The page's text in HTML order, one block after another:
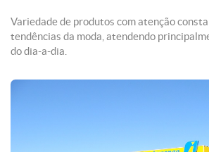
Variedade de produtos com atenção
tendências da moda, atendendo
do dia-a-dia.